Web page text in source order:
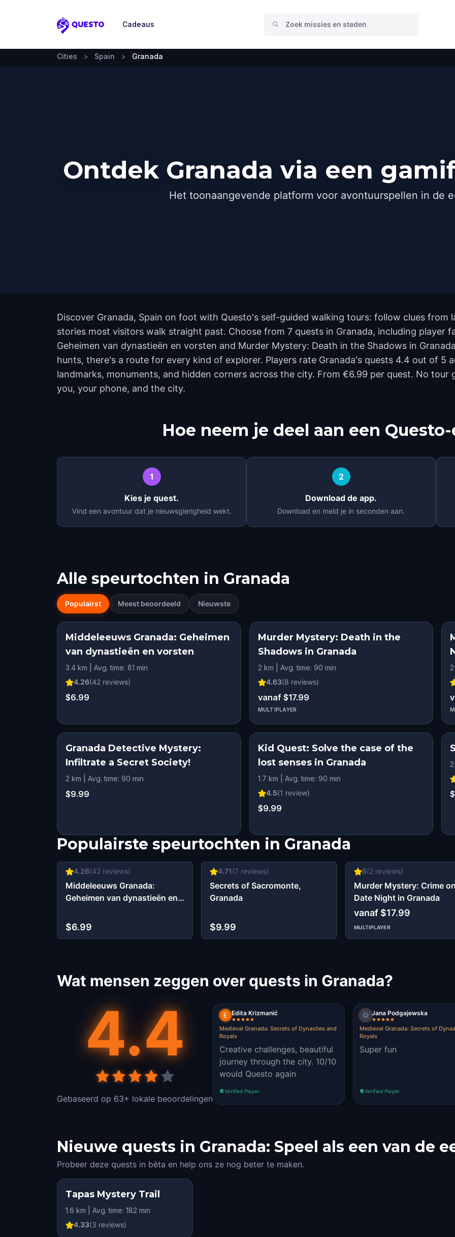
Questo
Cadeaus
Cities > Spain > Granada
Ontdek Granada via een
Het toonaangevende platform voor avontuurspellen in de
Discover Granada, Spain on foot with Questo's self-guided walking tours: follow clues from
stories most visitors walk straight past. Choose from 7 quests in Granada, including player
Geheimen van dynastieën en vorsten and Murder Mystery: Death in the Shadows in
hunts, there's a route for every kind of explorer. Players rate Granada's quests 4.4 out of 5
landmarks, monuments, and hidden corners across the city. From €6.99 per quest. No tour
you, your phone, and the city.
Hoe neem je deel aan een
1
Kies je quest.
Vind een avontuur dat je nieuwsgierigheid wekt.
2
Download de app.
Download en meld je in seconden aan.
Alle speurtochten in Granada
Populairst Meest beoordeeld Nieuwste
Middeleeuws Granada: Geheimen
van dynastieën en vorsten
3.4 km | Avg. time: 81 min
4.26(42 reviews)
$6.99
Murder Mystery: Death in the
Shadows in Granada
2 km | Avg. time: 90 min
4.63(8 reviews)
vanaf $17.99
MULTIPLAYER
Granada Detective Mystery:
Infiltrate a Secret Society!
2 km | Avg. time: 90 min
$9.99
Kid Quest: Solve the case of the
lost senses in Granada
1.7 km | Avg. time: 90 min
4.5(1 review)
$9.99
Populairste speurtochten in Granada
4.26(42 reviews)
Middeleeuws Granada:
Geheimen van dynastieën en
$6.99
4.71(7 reviews)
Secrets of Sacromonte,
Granada
$9.99
5(2 reviews)
Murder Mystery: Crime on
Date Night in Granada
vanaf $17.99
MULTIPLAYER
Wat mensen zeggen over quests in Granada?
4.4
Gebaseerd op 63+ lokale beoordelingen
Edita Krizmanić
Medieval Granada: Secrets of Dynasties and
Royals
Creative challenges, beautiful
journey through the city. 10/10
would Questo again
Verified Player
Jana Podgajewska
Medieval Granada: Secrets of
Royals
Super fun
Verified Player
Nieuwe quests in Granada: Speel als een van de
Probeer deze quests in bèta en help ons ze nog beter te maken.
Tapas Mystery Trail
1.6 km | Avg. time: 182 min
4.33(3 reviews)